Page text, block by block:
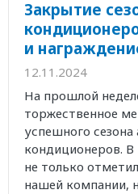
Закрытие
и
12.11.2024
На прошлой
торжественное
успешного
кондиционеров.
не только
нашей компании,